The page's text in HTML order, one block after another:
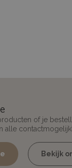
of je
alle
Bekijk